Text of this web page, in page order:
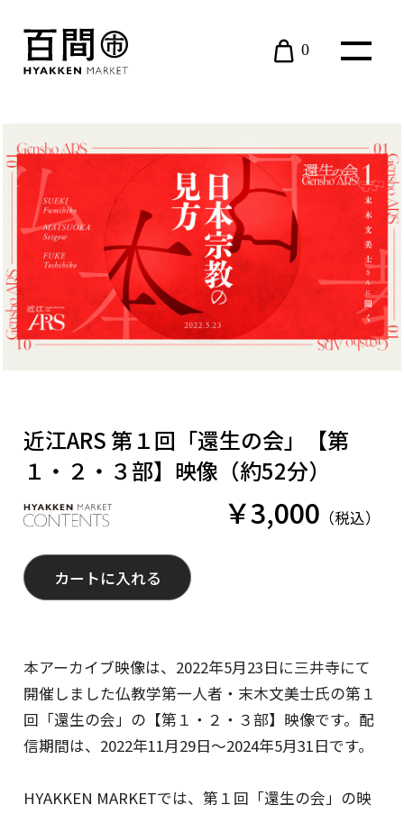
0
現在カート内に商品はございません。
BOOK
近江ARS
EDIT COFFEE
株式会社百間
近江ARS 第１回「還生の会」【第
１・２・３部】映像（約52分）
￥3,000 税込
カートに入れる
本アーカイブ映像は、2022年5月23日に三井寺にて
開催しました仏教学第一人者・末木文美士氏の第１
回「還生の会」の【第１・２・３部】映像です。配
信期間は、2022年11月29日〜2024年5月31日です。
HYAKKEN MARKETでは、第１回「還生の会」の映